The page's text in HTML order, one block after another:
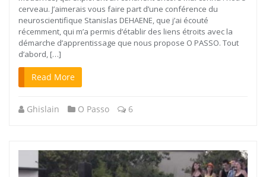
cerveau. J’aimerais vous faire part d’une conférence du
neuroscientifique Stanislas DEHAENE, que j’ai écouté
récemment, qui m’a permis d’établir des liens étroits avec la
démarche d’apprentissage que nous propose O PASSO. Tout
d’abord, […]
Read More
Ghislain O Passo 6